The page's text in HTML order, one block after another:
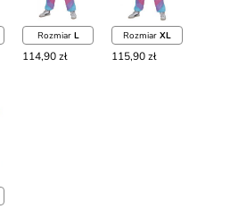
Rozmiar L
114,90 zł
Rozmiar XL
115,90 zł